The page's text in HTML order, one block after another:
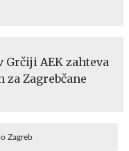
Grčiji AEK zahteva
za Zagrebčane
Zagreb